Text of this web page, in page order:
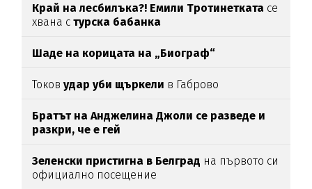
Край на лесбилъка?! Емили Тротинетката се
хвана с турска бабанка
Шаде на корицата на „Биограф“
Токовудар уби щъркели в Габрово
Братът на Анджелина Джоли се разведе и
разкри, че е гей
Зеленски пристигна в Белград на първото си
официално посещение